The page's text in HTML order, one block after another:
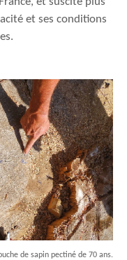
et ses conditions
de sapin pectiné de 70 ans.